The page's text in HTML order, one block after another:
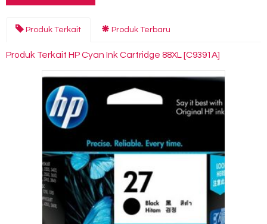
Produk Terkait Produk Terbaru
Produk Terkait HP Cyan Ink Cartridge 88XL [C9391A]